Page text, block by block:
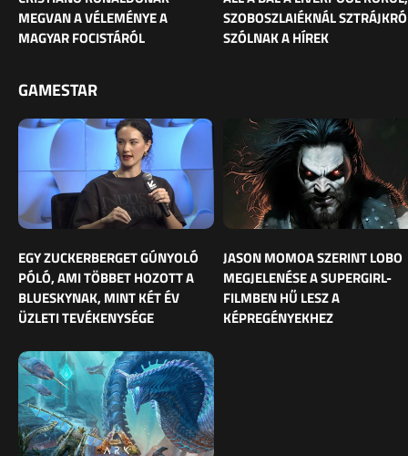
MEGVAN A VÉLEMÉNYE A
MAGYAR FOCISTÁRÓL
SZOBOSZLAIÉKNÁL
SZÓLNAK A HÍREK
GAMESTAR
EGY ZUCKERBERGET GÚNYOLÓ
PÓLÓ, AMI TÖBBET HOZOTT A
BLUESKYNAK, MINT KÉT ÉV
ÜZLETI TEVÉKENYSÉGE
JASON MOMOA SZERINT LOBO
MEGJELENÉSE A SUPERGIRL-
FILMBEN HŰ LESZ A
KÉPREGÉNYEKHEZ